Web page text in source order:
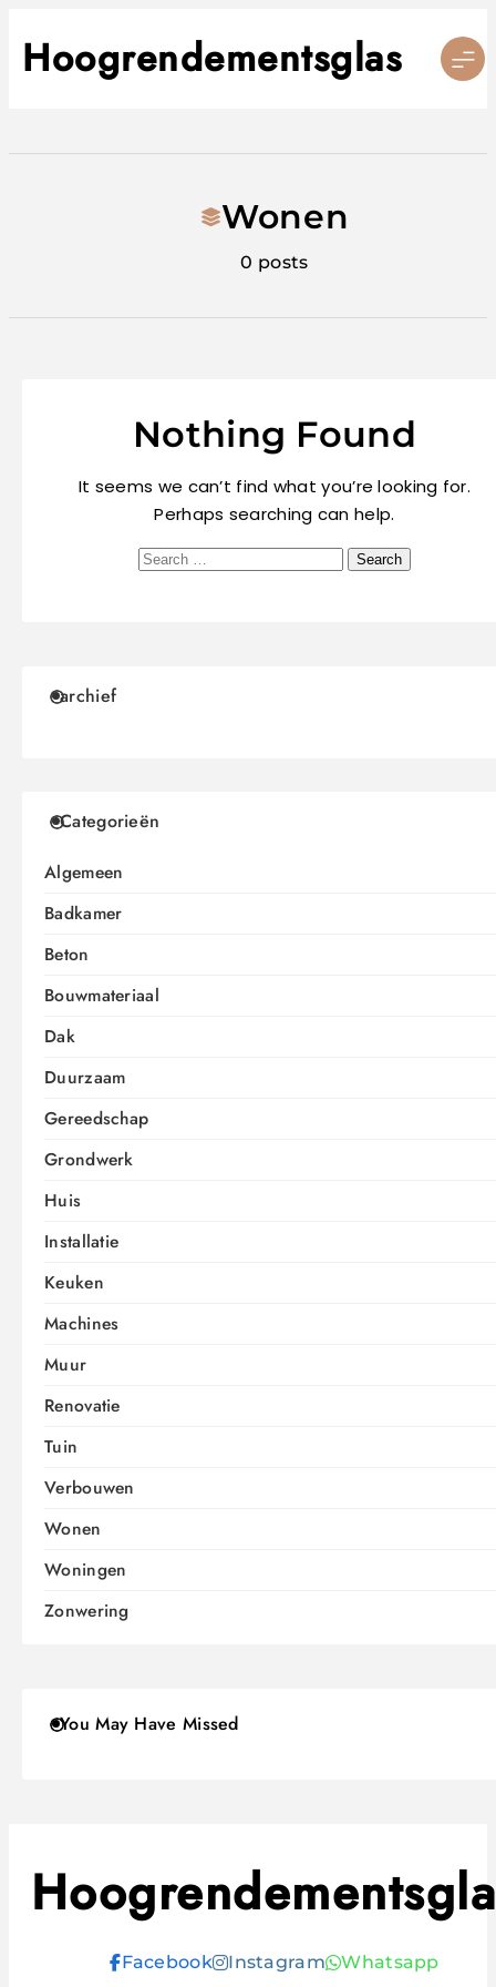
to
content
Hoogrendementsglas
Wonen
0 posts
Nothing Found
It seems we can’t find what you’re looking for.
Perhaps searching can help.
archief
Categorieën
Algemeen
Badkamer
Beton
Bouwmateriaal
Dak
Duurzaam
Gereedschap
Grondwerk
Huis
Installatie
Keuken
Machines
Muur
Renovatie
Tuin
Verbouwen
Wonen
Woningen
Zonwering
You May Have Missed
Facebook Instagram Whatsapp